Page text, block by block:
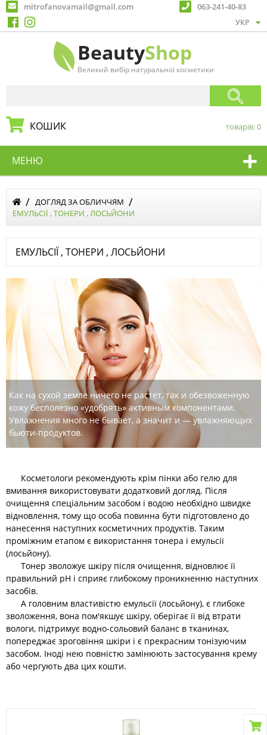
mitrofanovamail@gmail.com 063-241-40-83
BeautyShop
Великий вибір натуральної косметики
КОШИК товарів:0
МЕНЮ
ДОГЛЯД ЗА ОБЛИЧЧЯМ
ЕМУЛЬСІЇ , ТОНЕРИ , ЛОСЬЙОНИ
ЕМУЛЬСІЇ , ТОНЕРИ , ЛОСЬЙОНИ
Как на сухой земле ничего не растет, так и обезвоженную
кожу бесполезно «удобрять» активным компонентами.
Увлажнения много не бывает, а значит и — увлажняющих
бьюти-продуктов.
Косметологи рекомендують крім пінки або гелю для
вмивання використовувати додатковий догляд. Після
очищення спеціальним засобом і водою необхідно швидке
відновлення, тому що особа повинна бути підготовлено до
нанесення наступних косметичних продуктів. Таким
проміжним етапом є використання тонера і емульсії
(лосьйону).
Тонер зволожує шкіру після очищення, відновлює її
правильний рН і сприяє глибокому проникненню наступних
засобів.
А головним властивістю емульсії (лосьйону), є глибоке
зволоження, вона пом'якшує шкіру, оберігає її від втрати
вологи, підтримує водно-сольовий баланс в тканинах,
попереджає зроговіння шкіри і є прекрасним тонізуючим
засобом. Іноді нею повністю замінюють застосування крему
або чергують два цих кошти.